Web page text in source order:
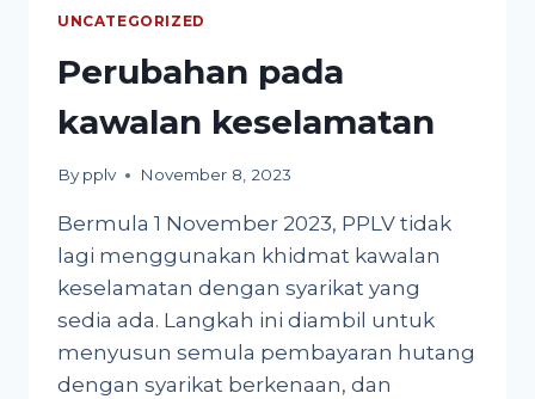
UNCATEGORIZED
Perubahan pada
kawalan keselamatan
By pplv November 8, 2023
Bermula 1 November 2023, PPLV tidak
lagi menggunakan khidmat kawalan
keselamatan dengan syarikat yang
sedia ada. Langkah ini diambil untuk
menyusun semula pembayaran hutang
dengan syarikat berkenaan, dan